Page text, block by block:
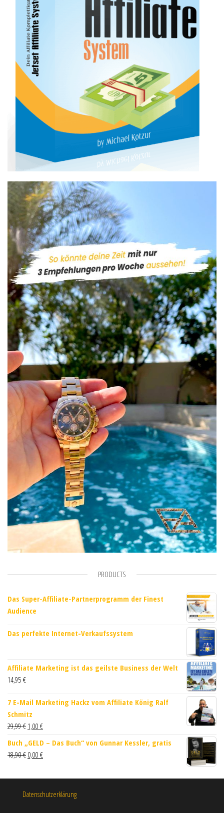
PRODUCTS
Das Super-Affiliate-Partnerprogramm der Finest
Audience
Das perfekte Internet-Verkaufssystem
Affiliate Marketing ist das geilste Business der Welt
14,95 €
7 E-Mail Marketing Hackz vom Affiliate König Ralf
Schmitz
29,99€ 1,00 €
Buch „GELD – Das Buch“ von Gunnar ​Kessler, gratis
18,90€ 0,00 €
Datenschutzerklärung